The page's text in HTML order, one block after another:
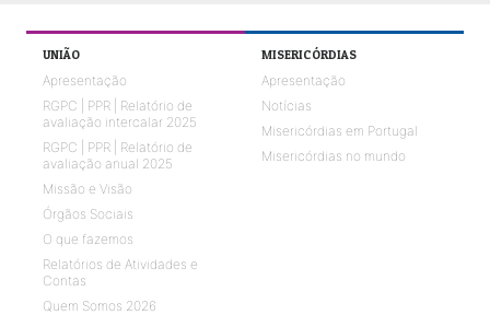
UNIÃO
Apresentação
RGPC | PPR | Relatório de
avaliação intercalar 2025
RGPC | PPR | Relatório de
avaliação anual 2025
Missão e Visão
Órgãos Sociais
O que fazemos
Relatórios de Atividades e
Contas
Quem Somos 2026
MISERICÓRDIAS
Apresentação
Notícias
Misericórdias em Portugal
Misericórdias no mundo